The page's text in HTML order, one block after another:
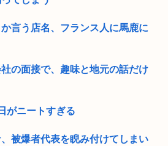
か言う店名、フランス人に馬鹿に
の面接で、趣味と地元の話だけ
がニートすぎる
、被爆者代表を睨み付けてしまい